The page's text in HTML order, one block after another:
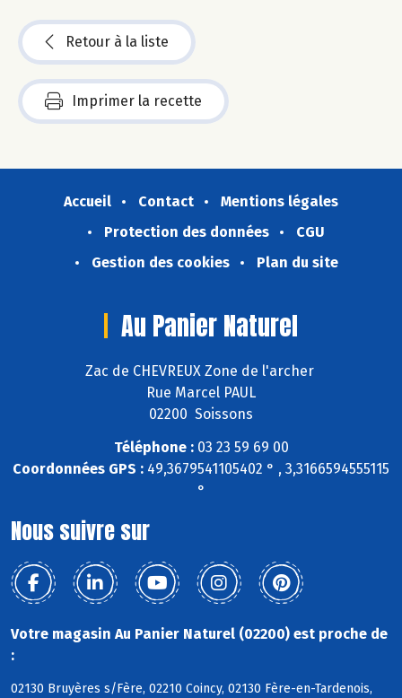
Retour à la liste
Imprimer la recette
Accueil Contact
Mentions légales
Protection des données
CGU
Gestion des cookies
Plan du site
Au Panier Naturel
Zac de CHEVREUX Zone de l'archer
Rue Marcel PAUL
02200 Soissons
Téléphone :03 23 59 69 00
Coordonnées GPS : 49,3679541105402 ° , 3,3166594555115
°
Nous suivre sur
Votre magasin Au Panier Naturel (02200) est proche de
:
02130 Bruyères s/Fère, 02210 Coincy, 02130 Fère-en-Tardenois,